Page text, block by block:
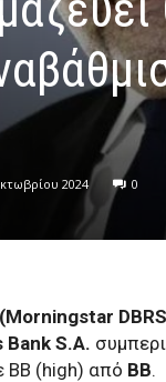
2024 0
Bank S.A.
BB (high) από BB.